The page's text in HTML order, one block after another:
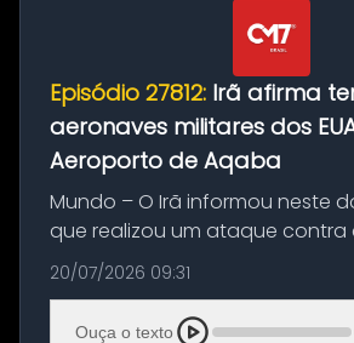
Episódio 27812: Irã afirma
aeronaves militares dos
Aeroporto de Aqaba
Mundo – O Irã informou neste
que realizou um ataque contra
militares dos Estados Unidos
Aeroporto de Aqaba, na
21ª fase da Operação Nasr 2. A...
20/07/2026 09:31
Ouça o texto